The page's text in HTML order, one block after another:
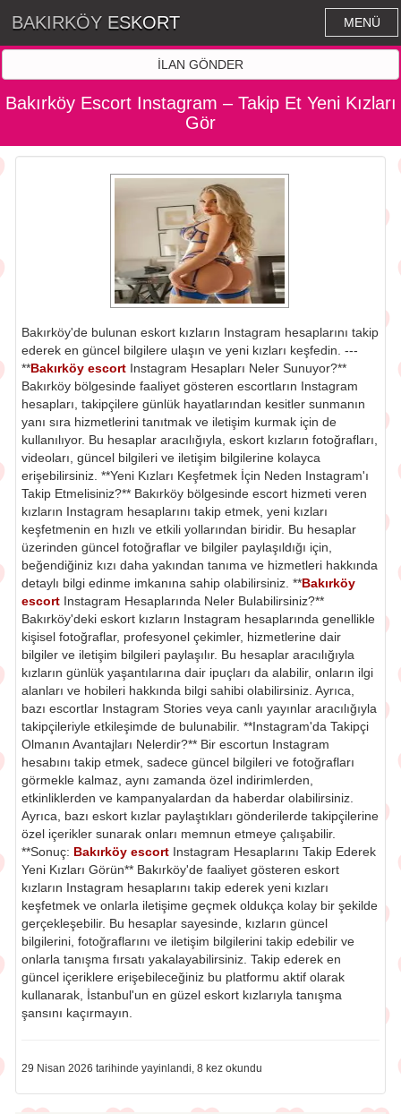
MENÜ
BAKIRKÖY ESKORT
İLAN GÖNDER
Bakırköy Escort Instagram – Takip Et Yeni Kızları
Gör
Bakırköy'de bulunan eskort kızların Instagram hesaplarını takip
ederek en güncel bilgilere ulaşın ve yeni kızları keşfedin. ---
**Bakırköy escort Instagram Hesapları Neler Sunuyor?**
Bakırköy bölgesinde faaliyet gösteren escortların Instagram
hesapları, takipçilere günlük hayatlarından kesitler sunmanın
yanı sıra hizmetlerini tanıtmak ve iletişim kurmak için de
kullanılıyor. Bu hesaplar aracılığıyla, eskort kızların fotoğrafları,
videoları, güncel bilgileri ve iletişim bilgilerine kolayca
erişebilirsiniz. **Yeni Kızları Keşfetmek İçin Neden Instagram'ı
Takip Etmelisiniz?** Bakırköy bölgesinde escort hizmeti veren
kızların Instagram hesaplarını takip etmek, yeni kızları
keşfetmenin en hızlı ve etkili yollarından biridir. Bu hesaplar
üzerinden güncel fotoğraflar ve bilgiler paylaşıldığı için,
beğendiğiniz kızı daha yakından tanıma ve hizmetleri hakkında
detaylı bilgi edinme imkanına sahip olabilirsiniz. **Bakırköy
escort Instagram Hesaplarında Neler Bulabilirsiniz?**
Bakırköy'deki eskort kızların Instagram hesaplarında genellikle
kişisel fotoğraflar, profesyonel çekimler, hizmetlerine dair
bilgiler ve iletişim bilgileri paylaşılır. Bu hesaplar aracılığıyla
kızların günlük yaşantılarına dair ipuçları da alabilir, onların ilgi
alanları ve hobileri hakkında bilgi sahibi olabilirsiniz. Ayrıca,
bazı escortlar Instagram Stories veya canlı yayınlar aracılığıyla
takipçileriyle etkileşimde de bulunabilir. **Instagram'da Takipçi
Olmanın Avantajları Nelerdir?** Bir escortun Instagram
hesabını takip etmek, sadece güncel bilgileri ve fotoğrafları
görmekle kalmaz, aynı zamanda özel indirimlerden,
etkinliklerden ve kampanyalardan da haberdar olabilirsiniz.
Ayrıca, bazı eskort kızlar paylaştıkları gönderilerde takipçilerine
özel içerikler sunarak onları memnun etmeye çalışabilir.
**Sonuç: Bakırköy escort Instagram Hesaplarını Takip Ederek
Yeni Kızları Görün** Bakırköy'de faaliyet gösteren eskort
kızların Instagram hesaplarını takip ederek yeni kızları
keşfetmek ve onlarla iletişime geçmek oldukça kolay bir şekilde
gerçekleşebilir. Bu hesaplar sayesinde, kızların güncel
bilgilerini, fotoğraflarını ve iletişim bilgilerini takip edebilir ve
onlarla tanışma fırsatı yakalayabilirsiniz. Takip ederek en
güncel içeriklere erişebileceğiniz bu platformu aktif olarak
kullanarak, İstanbul'un en güzel eskort kızlarıyla tanışma
şansını kaçırmayın.
29 Nisan 2026 tarihinde yayinlandi, 8 kez okundu